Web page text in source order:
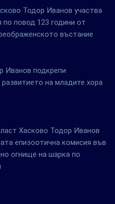
Тодор Иванов участва
повод 123 години от
въстание
Иванов подкрепи
на младите хора
Хасково Тодор Иванов
епизоотична комисия във
огнище на шарка по